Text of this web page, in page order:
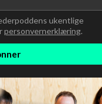
ukentlige
personvernerklæring.